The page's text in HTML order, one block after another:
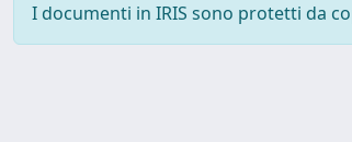
I documenti in IRIS sono protetti da